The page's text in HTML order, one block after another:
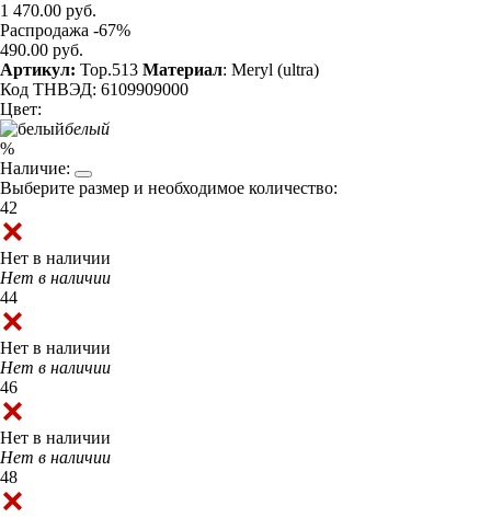
1 470.00 руб.
Распродажа -67%
490.00 руб.
Артикул: Top.513 Материал: Meryl (ultra)
Код ТНВЭД: 6109909000
Цвет:
белый
%
Наличие:
Выберите размер и необходимое количество:
42
Нет в наличии
Нет в наличии
44
Нет в наличии
Нет в наличии
46
Нет в наличии
Нет в наличии
48